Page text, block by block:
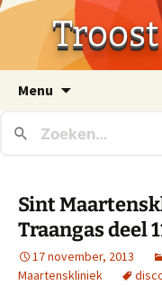
Menu
inhoud
Sint
Traangas deel
17 november, 2013
Maartenskliniek